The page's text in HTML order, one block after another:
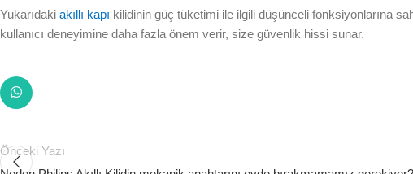
Yukarıdaki akıllı kapı kilidinin güç tüketimi ile ilgili düşünceli fonksiyonlarına
kullanıcı deneyimine daha fazla önem verir, size güvenlik hissi sunar.
Önceki Yazı